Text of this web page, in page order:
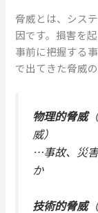
脅威とは、シス
因です。損害を
事前に把握する
で出てきた脅威
物理的脅威
威）
…事故、災
か
技術的脅威